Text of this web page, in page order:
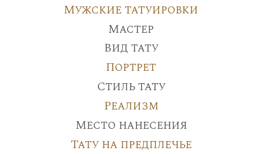
Мужские татуировки
Мастер
Вид тату
Портрет
Стиль тату
Реализм
Место нанесения
Тату на предплечье